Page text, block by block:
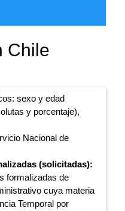
Chile
sexo y edad
y porcentaje),
Nacional de
(solicitadas):
formalizadas de
cuya materia
Temporal por